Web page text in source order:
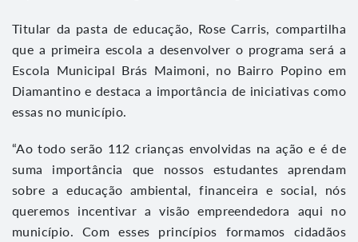
Titular da pasta de educação, Rose Carris, compartilha
que a primeira escola a desenvolver o programa será a
Escola Municipal Brás Maimoni, no Bairro Popino em
Diamantino e destaca a importância de iniciativas como
essas no município.
“Ao todo serão 112 crianças envolvidas na ação e é de
suma importância que nossos estudantes aprendam
sobre a educação ambiental, financeira e social, nós
queremos incentivar a visão empreendedora aqui no
município. Com esses princípios formamos cidadãos